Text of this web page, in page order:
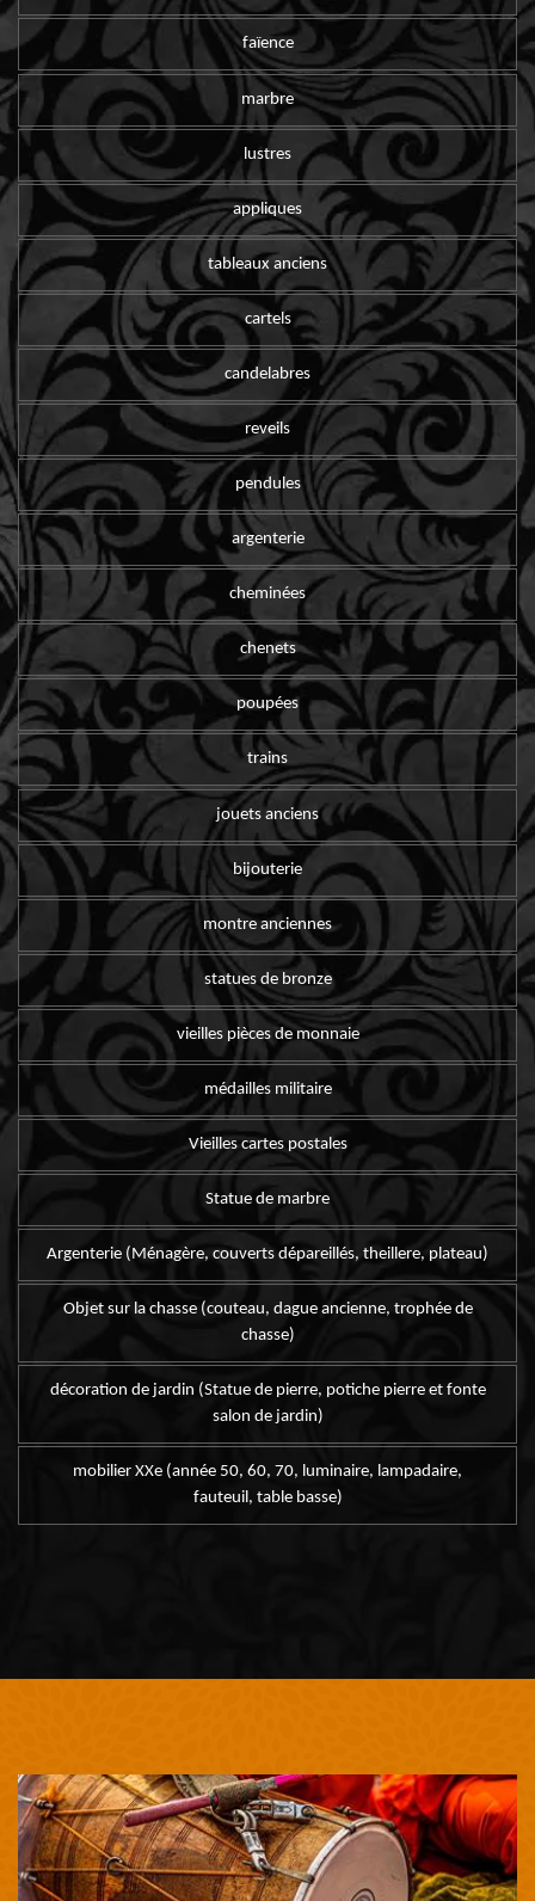
faïence
marbre
lustres
appliques
tableaux anciens
cartels
candelabres
reveils
pendules
argenterie
cheminées
chenets
poupées
trains
jouets anciens
bijouterie
montre anciennes
statues de bronze
vieilles pièces de monnaie
médailles militaire
Vieilles cartes postales
Statue de marbre
Argenterie (Ménagère, couverts dépareillés, theillere, plateau)
Objet sur la chasse (couteau, dague ancienne, trophée de
chasse)
décoration de jardin (Statue de pierre, potiche pierre et fonte
salon de jardin)
mobilier XXe (année 50, 60, 70, luminaire, lampadaire,
fauteuil, table basse)